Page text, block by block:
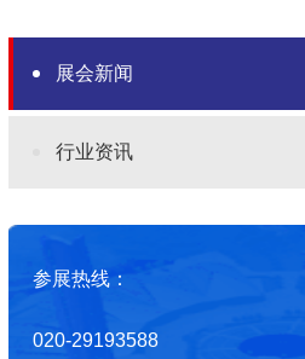
展会新闻
行业资讯
参展热线：
020-29193588